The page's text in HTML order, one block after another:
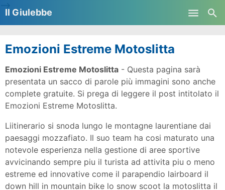
Il Giulebbe
Emozioni Estreme Motoslitta
Emozioni Estreme Motoslitta - Questa pagina sarà
presentata un sacco di parole più immagini sono anche
complete gratuite. Si prega di leggere il post intitolato il
Emozioni Estreme Motoslitta.
Liitinerario si snoda lungo le montagne laurentiane dai
paesaggi mozzafiato. Il suo team ha cosi maturato una
notevole esperienza nella gestione di aree sportive
avvicinando sempre piu il turista ad attivita piu o meno
estreme ed innovative come il parapendio lairboard il
down hill in mountain bike lo snow scoot la motoslitta il